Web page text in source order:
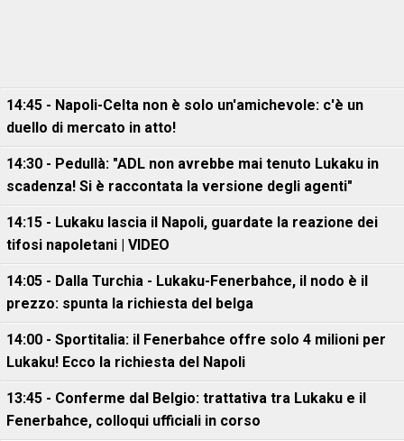
14:45 - Napoli-Celta non è solo un'amichevole: c'è un
duello di mercato in atto!
14:30 - Pedullà: "ADL non avrebbe mai tenuto Lukaku in
scadenza! Si è raccontata la versione degli agenti"
14:15 - Lukaku lascia il Napoli, guardate la reazione dei
tifosi napoletani | VIDEO
14:05 - Dalla Turchia - Lukaku-Fenerbahce, il nodo è il
prezzo: spunta la richiesta del belga
14:00 - Sportitalia: il Fenerbahce offre solo 4 milioni per
Lukaku! Ecco la richiesta del Napoli
13:45 - Conferme dal Belgio: trattativa tra Lukaku e il
Fenerbahce, colloqui ufficiali in corso